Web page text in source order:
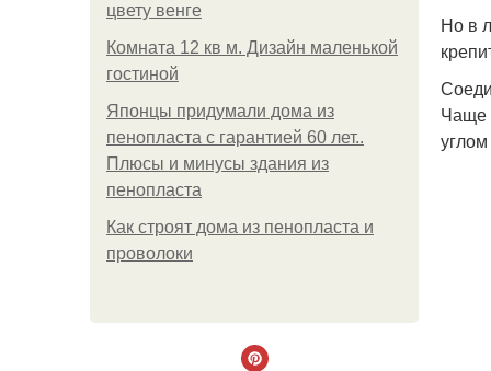
цвету венге
Комната 12 кв м. Дизайн маленькой
гостиной
Японцы придумали дома из
пенопласта с гарантией 60 лет..
Плюсы и минусы здания из
пенопласта
Как строят дома из пенопласта и
проволоки
Но в
Чаще